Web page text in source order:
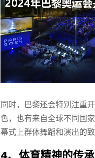
同时，巴黎还会特别注重
色，也有来自全球不同国
幕式上群体舞蹈和演出的
4、体育精神的传